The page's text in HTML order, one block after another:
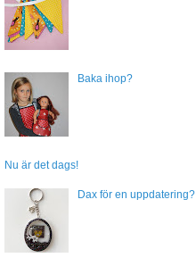
Baka ihop?
Nu är det dags!
Dax för en uppdatering?